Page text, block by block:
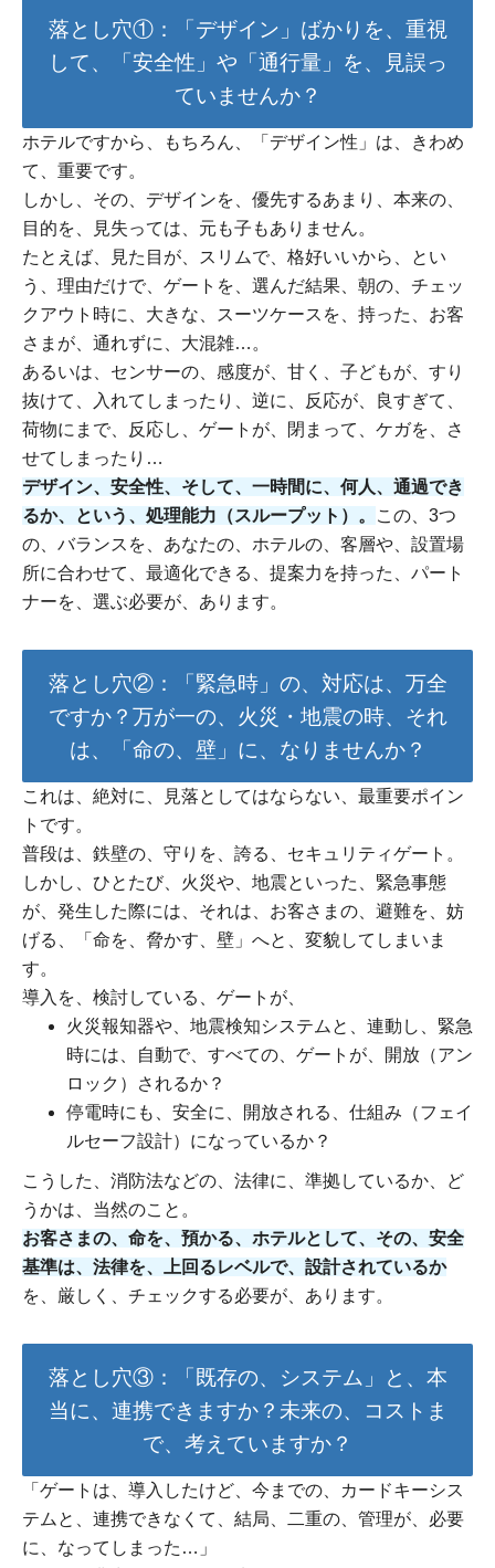
落とし穴①：「デザイン」ばかりを、重視
して、「安全性」や「通行量」を、見誤っ
ていませんか？
ホテルですから、もちろん、「デザイン性」は、きわめ
て、重要です。
しかし、その、デザインを、優先するあまり、本来の、
目的を、見失っては、元も子もありません。
たとえば、見た目が、スリムで、格好いいから、とい
う、理由だけで、ゲートを、選んだ結果、朝の、チェッ
クアウト時に、大きな、スーツケースを、持った、お客
さまが、通れずに、大混雑…。
あるいは、センサーの、感度が、甘く、子どもが、すり
抜けて、入れてしまったり、逆に、反応が、良すぎて、
荷物にまで、反応し、ゲートが、閉まって、ケガを、さ
せてしまったり…
デザイン、安全性、そして、一時間に、何人、通過でき
るか、という、処理能力（スループット）。
この、3つ
の、バランスを、あなたの、ホテルの、客層や、設置場
所に合わせて、最適化できる、提案力を持った、パート
ナーを、選ぶ必要が、あります。
落とし穴②：「緊急時」の、対応は、万全
ですか？万が一の、火災・地震の時、それ
は、「命の、壁」に、なりませんか？
これは、絶対に、見落としてはならない、最重要ポイン
トです。
普段は、鉄壁の、守りを、誇る、セキュリティゲート。
しかし、ひとたび、火災や、地震といった、緊急事態
が、発生した際には、それは、お客さまの、避難を、妨
げる、「命を、脅かす、壁」へと、変貌してしまいま
す。
導入を、検討している、ゲートが、
火災報知器や、地震検知システムと、連動し、緊急
時には、自動で、すべての、ゲートが、開放（アン
ロック）されるか？
停電時にも、安全に、開放される、仕組み（フェイ
ルセーフ設計）になっているか？
こうした、消防法などの、法律に、準拠しているか、ど
うかは、当然のこと。
お客さまの、命を、預かる、ホテルとして、その、安全
基準は、法律を、上回るレベルで、設計されているか
を、厳しく、チェックする必要が、あります。
落とし穴③：「既存の、システム」と、本
当に、連携できますか？未来の、コストま
で、考えていますか？
「ゲートは、導入したけど、今までの、カードキーシス
テムと、連携できなくて、結局、二重の、管理が、必要
に、なってしまった…」